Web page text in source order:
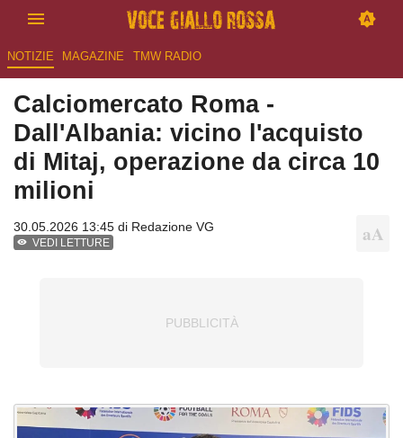
NOTIZIE MAGAZINE TMW RADIO
Calciomercato Roma -
Dall'Albania: vicino l'acquisto
di Mitaj, operazione da circa 10
milioni
30.05.2026 13:45 di Redazione VG
VEDI LETTURE